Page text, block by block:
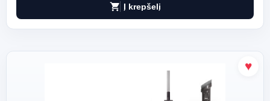
shopping_cart Į krepšelį